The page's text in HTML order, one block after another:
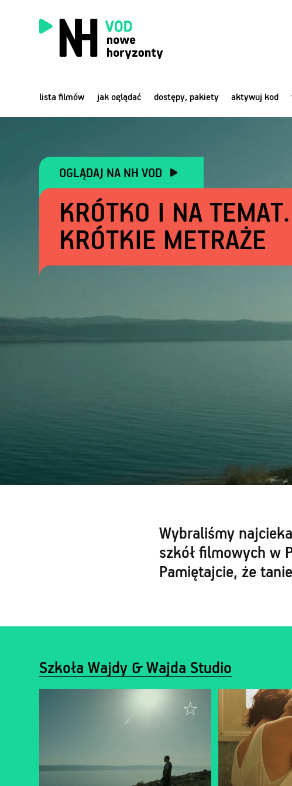
lista filmów jak oglądać dostępy, pakiety aktywuj kod
OGLĄDAJ NA NH VOD
KRÓTKO I NA
KRÓTKIE METRAŻE
Wybraliśmy
szkół filmowych w
Pamiętajcie, że
Szkoła Wajdy & Wajda Studio